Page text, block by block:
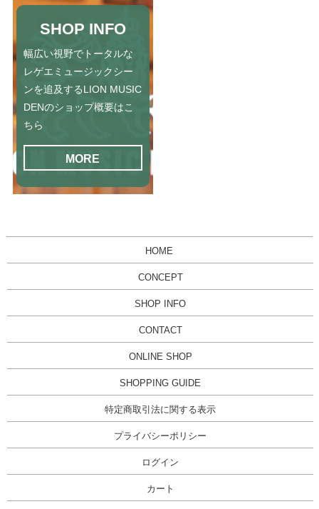
SHOP INFO
幅広い視野でトータルな
レゲエミュージックシー
ンを追及するLION MUSIC
DENのショップ概要はこ
ちら
MORE
HOME
CONCEPT
SHOP INFO
CONTACT
ONLINE SHOP
SHOPPING GUIDE
特定商取引法に関する表示
プライバシーポリシー
ログイン
カート